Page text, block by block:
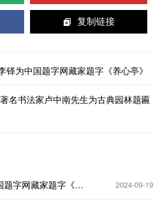
复制链接
铎为中国题字网藏家题字《养心亭》
名书法家卢中南先生为古典园林题匾
字网藏家题字《养
2024-09-19